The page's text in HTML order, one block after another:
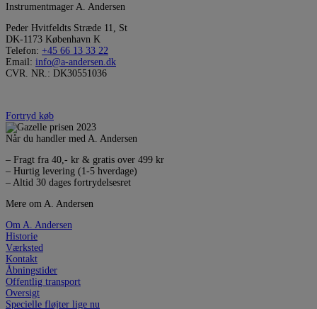
Instrumentmager A. Andersen
Peder Hvitfeldts Stræde 11, St
DK-1173 København K
Telefon: +45 66 13 33 22
Email: info@a-andersen.dk
CVR. NR.: DK30551036
Fortryd køb
Når du handler med A. Andersen
– Fragt fra 40,- kr & gratis over 499 kr
– Hurtig levering (1-5 hverdage)
– Altid 30 dages fortrydelsesret
Mere om A. Andersen
Om A. Andersen
Historie
Værksted
Kontakt
Åbningstider
Offentlig transport
Oversigt
Specielle fløjter lige nu